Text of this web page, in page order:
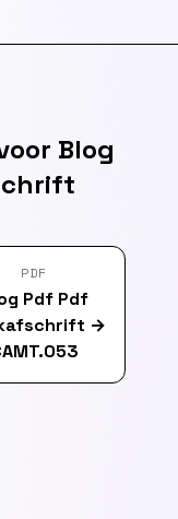
Blog
PDF
Pdf Pdf
→